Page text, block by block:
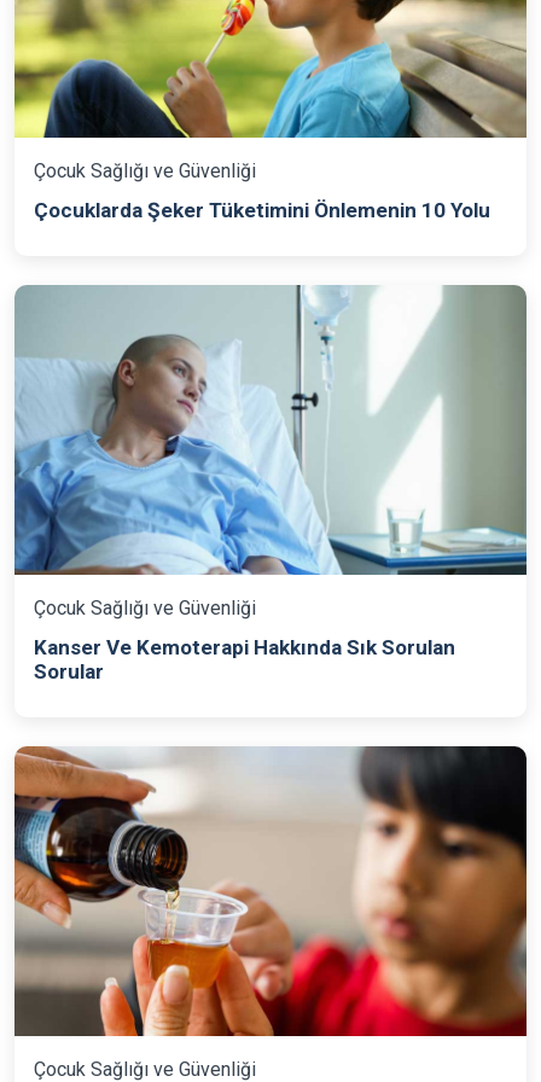
Çocuk Sağlığı ve Güvenliği
Çocuklarda Şeker Tüketimini Önlemenin 10 Yolu
Çocuk Sağlığı ve Güvenliği
Kanser Ve Kemoterapi Hakkında Sık Sorulan
Sorular
Çocuk Sağlığı ve Güvenliği